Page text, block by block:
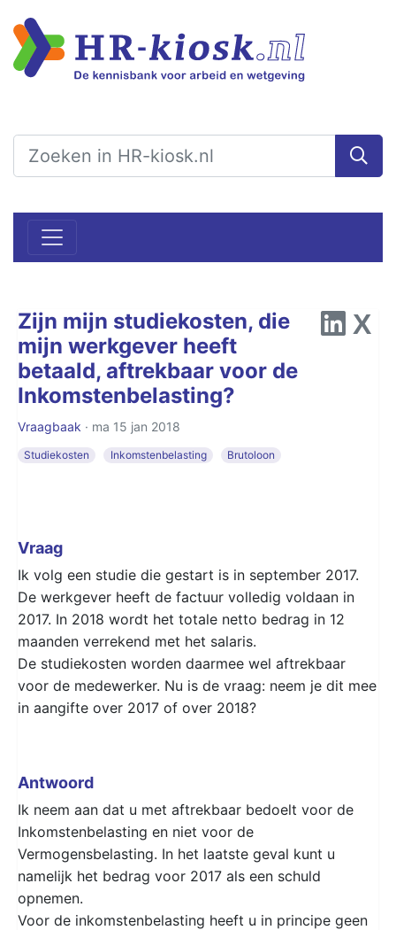
Zijn mijn studiekosten, die
mijn werkgever heeft
betaald, aftrekbaar voor de
Inkomstenbelasting?
Vraagbaak · ma 15 jan 2018
Studiekosten Inkomstenbelasting Brutoloon
Vraag
Ik volg een studie die gestart is in september 2017.
De werkgever heeft de factuur volledig voldaan in
2017. In 2018 wordt het totale netto bedrag in 12
maanden verrekend met het salaris.
De studiekosten worden daarmee wel aftrekbaar
voor de medewerker. Nu is de vraag: neem je dit mee
in aangifte over 2017 of over 2018?
Antwoord
Ik neem aan dat u met aftrekbaar bedoelt voor de
Inkomstenbelasting en niet voor de
Vermogensbelasting. In het laatste geval kunt u
namelijk het bedrag voor 2017 als een schuld
opnemen.
Voor de inkomstenbelasting heeft u in principe geen